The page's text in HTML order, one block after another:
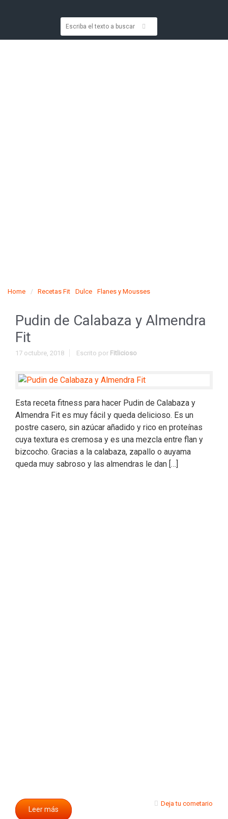
Home Recetas Fit Dulce Flanes y Mousses
Pudin de Calabaza y Almendra
Fit
17 octubre, 2018 Escrito por Fitlicioso
Esta receta fitness para hacer Pudin de Calabaza y
Almendra Fit es muy fácil y queda delicioso. Es un
postre casero, sin azúcar añadido y rico en proteínas
cuya textura es cremosa y es una mezcla entre flan y
bizcocho. Gracias a la calabaza, zapallo o auyama
queda muy sabroso y las almendras le dan […]
Leer más
Deja tu cometario